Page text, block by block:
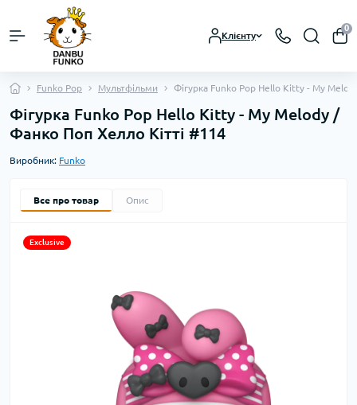
Клієнту
0
Funko Pop Мультфільми Фігурка Funko Pop Hello Kitty - My
Фігурка Funko Pop Hello Kitty - My Melody /
Фанко Поп Хелло Кітті #114
Виробник: Funko
Все про товар Опис
Exclusive